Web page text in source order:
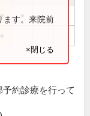
●ます。来院前
×閉じる
約診療を行って